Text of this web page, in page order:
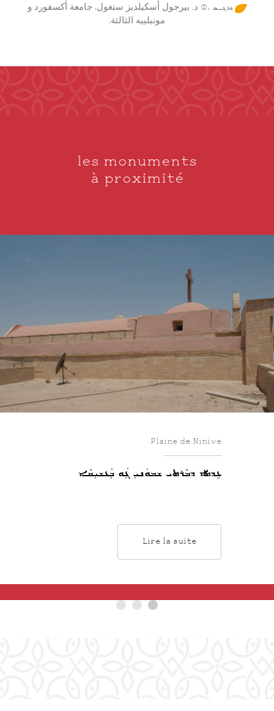
ܼܘܲܪܓܝܼܣ :© د. بيرجول أسكيلديز سنغول، جامعة أكسفورد و
مونبلييه الثالثة.
les monuments
à proximité
Plaine de Ninive
ܥܹܕܬܐ ܕܡܵܪܬܝ ܫܡܘܿܢܝܼ ܓܲܘ ܒܲܥܫܝܼܩܵܐ
Lire la suite